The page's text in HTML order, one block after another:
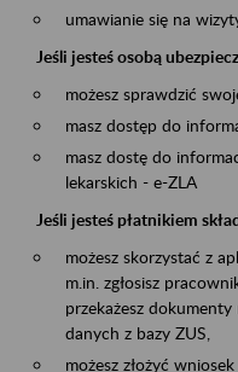
umawianie się na
Jeśli jesteś osobą
możesz sprawdzić
masz dostęp do
masz dostę do
lekarskich - e-ZLA
Jeśli jesteś płatnikiem
możesz skorzystać z
m.in. zgłosisz
przekażesz
danych z bazy ZUS,
możesz złożyć